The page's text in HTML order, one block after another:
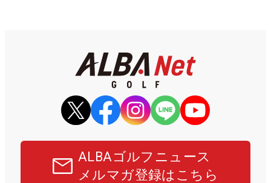
ALBAゴルフニュース
メルマガ登録はこちら